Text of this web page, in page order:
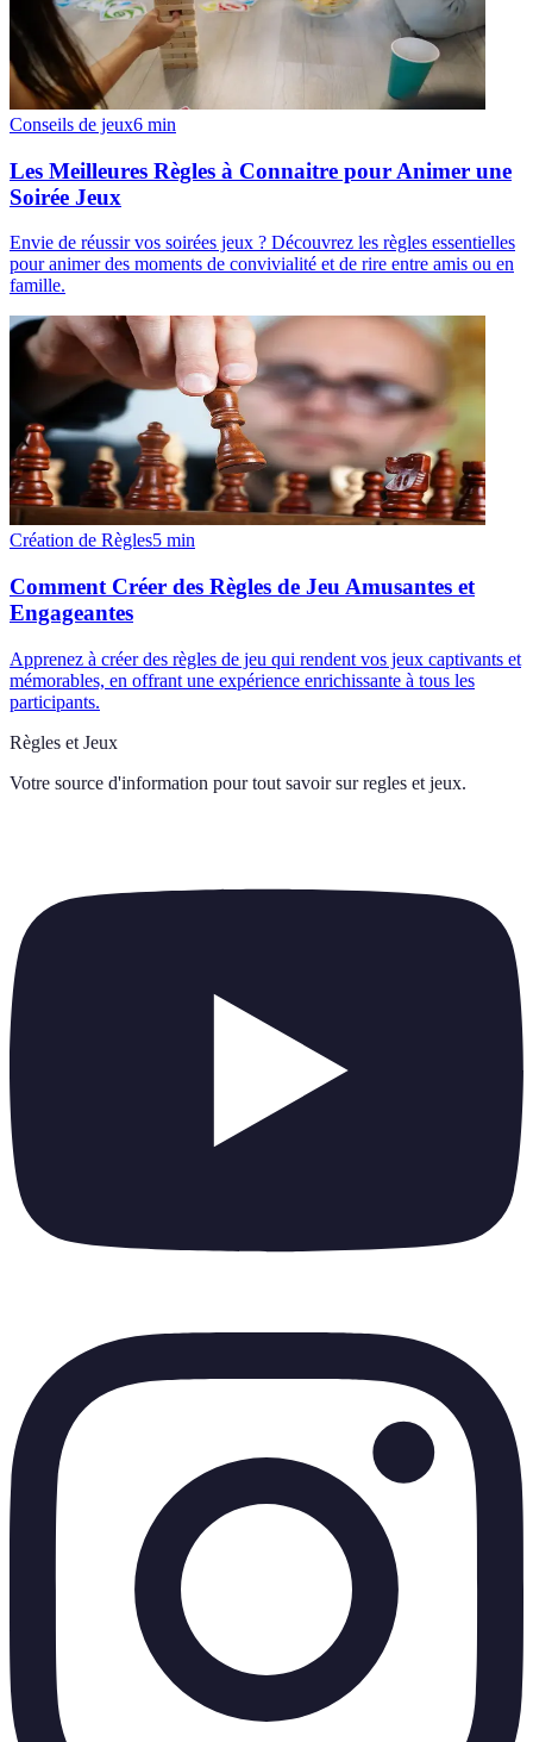
Conseils de jeux6 min
Les Meilleures Règles à Connaitre pour Animer une
Soirée Jeux
Envie de réussir vos soirées jeux ? Découvrez les règles essentielles
pour animer des moments de convivialité et de rire entre amis ou en
famille.
Création de Règles5 min
Comment Créer des Règles de Jeu Amusantes et
Engageantes
Apprenez à créer des règles de jeu qui rendent vos jeux captivants et
mémorables, en offrant une expérience enrichissante à tous les
participants.
Règles et Jeux
Votre source d'information pour tout savoir sur regles et jeux.